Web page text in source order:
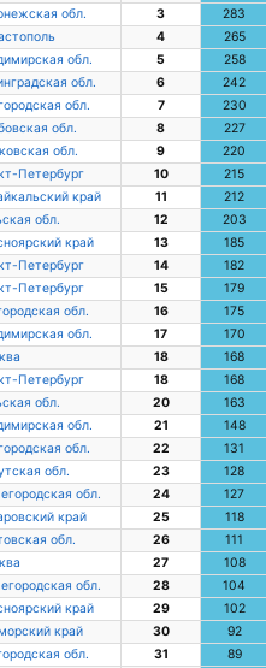
обл. 3 283
4 265
обл. 5 258
обл. 6 242
обл. 7 230
обл. 8 227
обл. 9 220
Петербург 10 215
край 11 212
обл. 12 203
край 13 185
Петербург 14 182
Петербург 15 179
обл. 16 175
обл. 17 170
18 168
Петербург 18 168
обл. 20 163
обл. 21 148
обл. 22 131
обл. 23 128
обл. 24 127
край 25 118
обл. 26 111
27 108
обл. 28 104
край 29 102
край 30 92
обл. 31 89